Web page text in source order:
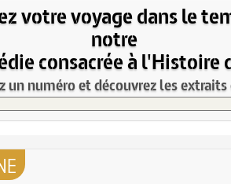
votre voyage dans le
notre
consacrée à l'Histoire
un numéro et découvrez les